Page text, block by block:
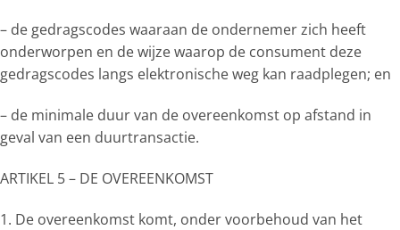
– de gedragscodes waaraan de ondernemer zich heeft
onderworpen en de wijze waarop de consument deze
gedragscodes langs elektronische weg kan raadplegen; en
– de minimale duur van de overeenkomst op afstand in
geval van een duurtransactie.
ARTIKEL 5 – DE OVEREENKOMST
1. De overeenkomst komt, onder voorbehoud van het